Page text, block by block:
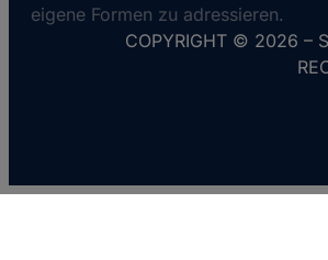
eigene Formen zu adressieren.
COPYRIGHT © 2026 –